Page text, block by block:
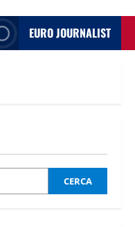
EURO JOURNALIST
CERCA